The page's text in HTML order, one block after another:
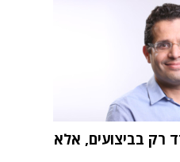
רק בביצועים, אלא